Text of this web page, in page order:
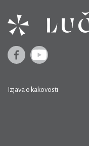
Izjava o kakovosti